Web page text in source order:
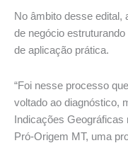
No âmbito desse
de negócio
de aplicação prática.
“Foi nesse processo
voltado ao diagnóstico,
Indicações Geográficas
Pró-Origem MT, uma